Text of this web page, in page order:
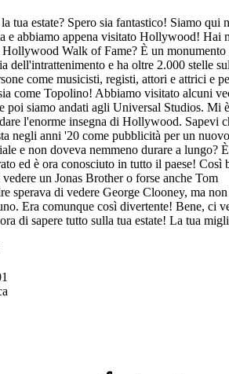
tua estate? Spero sia fantastico! Siamo qui
e abbiamo appena visitato Hollywood! Hai
Hollywood Walk of Fame? È un monumento
dell'intrattenimento e ha oltre 2.000 stelle
come musicisti, registi, attori e attrici e
come Topolino! Abbiamo visitato alcuni
poi siamo andati agli Universal Studios. Mi è
l'enorme insegna di Hollywood. Sapevi
negli anni '20 come pubblicità per un nuovo
e non doveva nemmeno durare a lungo?
ed è ora conosciuto in tutto il paese! Così
un Jonas Brother o forse anche Tom
sperava di vedere George Clooney, ma non
Era comunque così divertente! Bene, ci
di sapere tutto sulla tua estate! La tua